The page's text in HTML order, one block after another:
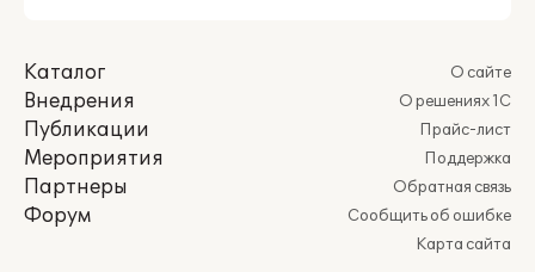
Каталог
Внедрения
Публикации
Мероприятия
Партнеры
Форум
О сайте
О решениях 1С
Прайс-лист
Поддержка
Обратная связь
Сообщить об ошибке
Карта сайта